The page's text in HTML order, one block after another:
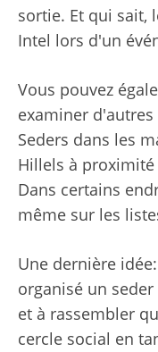
sortie. Et qui sait,
Intel lors d'un
Vous pouvez
examiner
Seders dans les
Hillels à proximité
Dans certains
même sur les
Une dernière
organisé un
et à rassembler
cercle social en